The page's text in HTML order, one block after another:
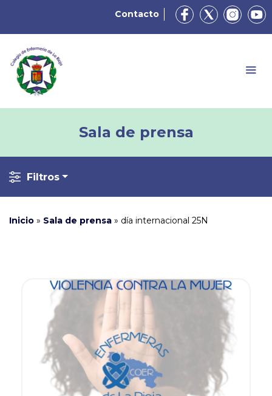
Contacto
Sala de prensa
Filtros
Inicio » Sala de prensa » día internacional 25N
Ver noticia